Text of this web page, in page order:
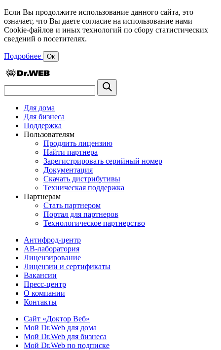
Если Вы продолжите использование данного сайта, это
означает, что Вы даете согласие на использование нами
Cookie-файлов и иных технологий по сбору статистических
сведений о посетителях.
Подробнее Ок
Для дома
Для бизнеса
Поддержка
Пользователям
Продлить лицензию
Найти партнера
Зарегистрировать серийный номер
Документация
Скачать дистрибутивы
Техническая поддержка
Партнерам
Стать партнером
Портал для партнеров
Технологическое партнерство
Антифрод-центр
АВ-лаборатория
Лицензирование
Лицензии и сертификаты
Вакансии
Пресс-центр
О компании
Контакты
Сайт «Доктор Веб»
Мой Dr.Web для дома
Мой Dr.Web для бизнеса
Мой Dr.Web по подписке